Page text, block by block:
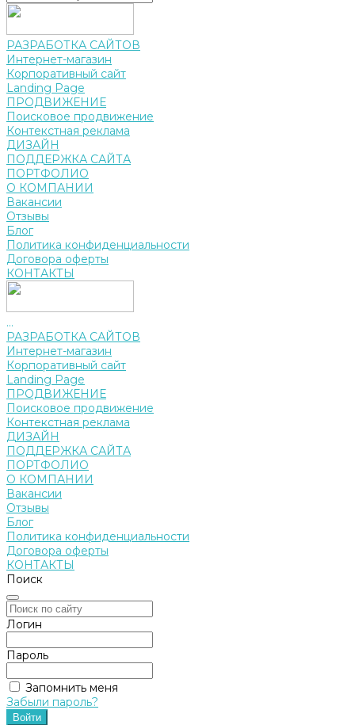
РАЗРАБОТКА САЙТОВ
Интернет-магазин
Корпоративный сайт
Landing Page
ПРОДВИЖЕНИЕ
Поисковое продвижение
Контекстная реклама
ДИЗАЙН
ПОДДЕРЖКА САЙТА
ПОРТФОЛИО
О КОМПАНИИ
Вакансии
Отзывы
Блог
Политика конфиденциальности
Договора оферты
КОНТАКТЫ
...
РАЗРАБОТКА САЙТОВ
Интернет-магазин
Корпоративный сайт
Landing Page
ПРОДВИЖЕНИЕ
Поисковое продвижение
Контекстная реклама
ДИЗАЙН
ПОДДЕРЖКА САЙТА
ПОРТФОЛИО
О КОМПАНИИ
Вакансии
Отзывы
Блог
Политика конфиденциальности
Договора оферты
КОНТАКТЫ
Поиск
Логин
Пароль
Запомнить меня
Забыли пароль?